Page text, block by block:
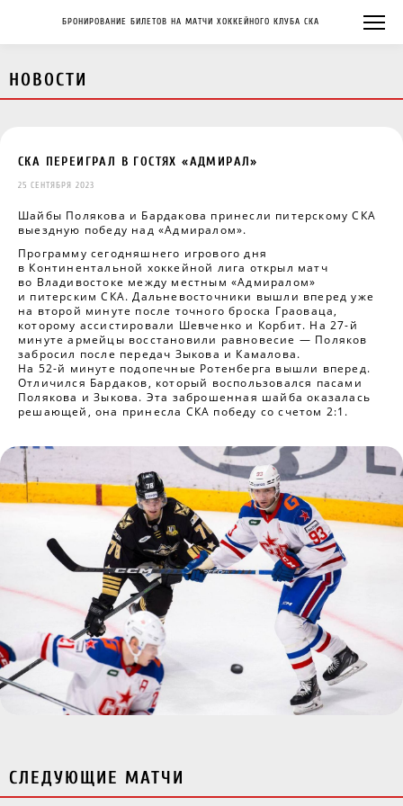
БРОНИРОВАНИЕ БИЛЕТОВ НА МАТЧИ ХОККЕЙНОГО КЛУБА СКА
НОВОСТИ
СКА ПЕРЕИГРАЛ В ГОСТЯХ «АДМИРАЛ»
25 СЕНТЯБРЯ 2023
Шайбы Полякова и Бардакова принесли питерскому СКА
выездную победу над «Адмиралом».
Программу сегодняшнего игрового дня
в Континентальной хоккейной лига открыл матч
во Владивостоке между местным «Адмиралом»
и питерским СКА. Дальневосточники вышли вперед уже
на второй минуте после точного броска Граоваца,
которому ассистировали Шевченко и Корбит. На 27-й
минуте армейцы восстановили равновесие — Поляков
забросил после передач Зыкова и Камалова.
На 52-й минуте подопечные Ротенберга вышли вперед.
Отличился Бардаков, который воспользовался пасами
Полякова и Зыкова. Эта заброшенная шайба оказалась
решающей, она принесла СКА победу со счетом 2:1.
СЛЕДУЮЩИЕ МАТЧИ